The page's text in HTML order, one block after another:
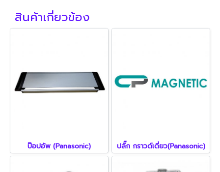
สินค้าเกี่ยวข้อง
ป๊อปอัพ (Panasonic) ปลั๊ก กราวด์เดี่ยว(Panasonic)